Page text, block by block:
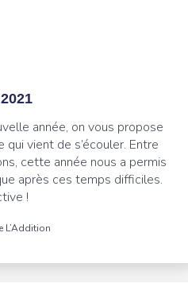
année, on vous propose
qui vient de s’écouler. Entre
cette année nous a permis
après ces temps difficiles.
!
L’Addition